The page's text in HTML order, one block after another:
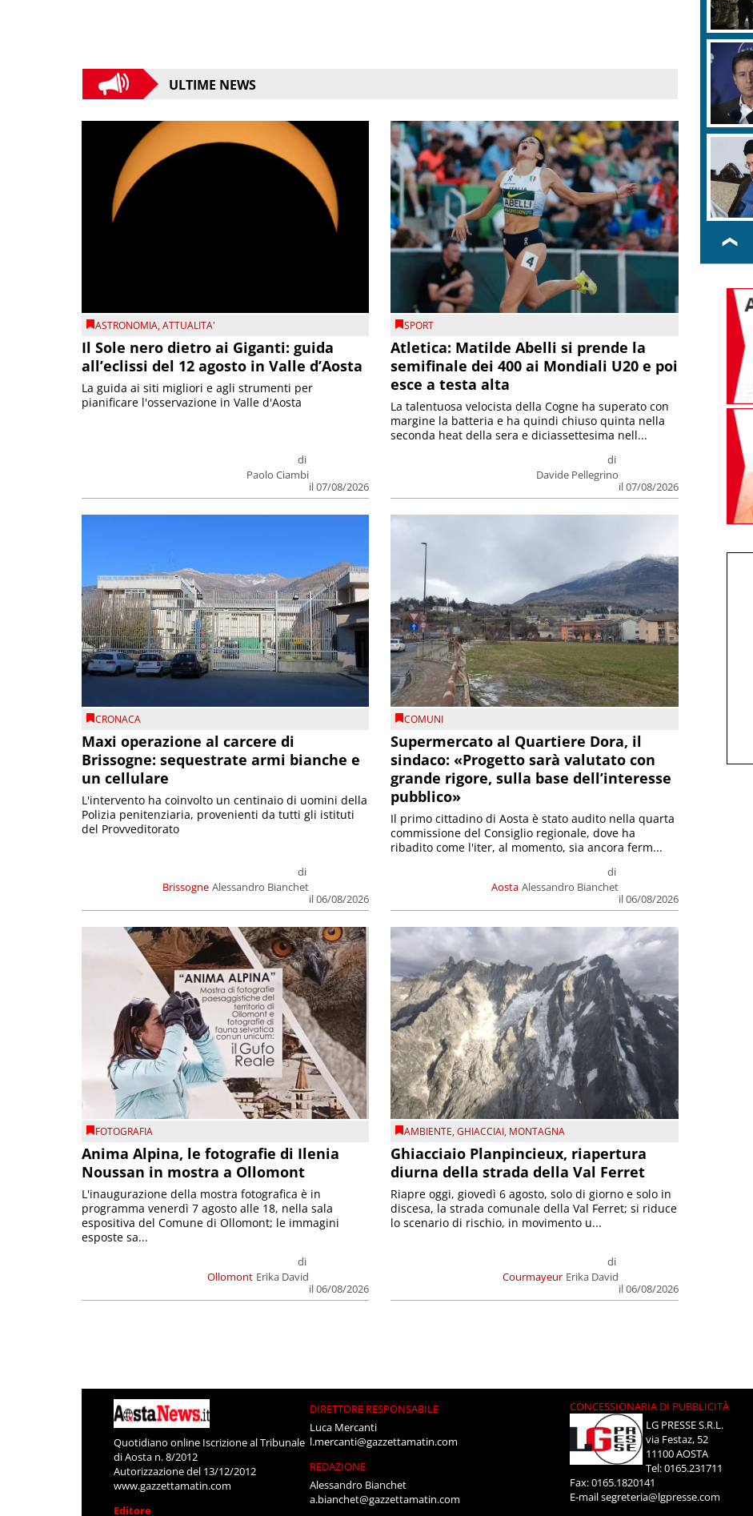
ULTIME NEWS
ASTRONOMIA,ATTUALITA'
Il Sole nero dietro ai Giganti: guida
all’eclissi del 12 agosto in Valle d’Aosta
di
Paolo Ciambi
il 07/08/2026
La guida ai siti migliori e agli strumenti per
pianificare l'osservazione in Valle d'Aosta
SPORT
Atletica: Matilde Abelli si prende la
semifinale dei 400 ai Mondiali U20 e poi
esce a testa alta
di
Davide Pellegrino
il 07/08/2026
La talentuosa velocista della Cogne ha superato con
margine la batteria e ha quindi chiuso quinta nella
seconda heat della sera e diciassettesima nell...
CRONACA
Maxi operazione al carcere di
Brissogne: sequestrate armi bianche e
un cellulare
Brissogne
di
Alessandro Bianchet
il 06/08/2026
L'intervento ha coinvolto un centinaio di uomini della
Polizia penitenziaria, provenienti da tutti gli istituti
del Provveditorato
COMUNI
Supermercato al Quartiere Dora, il
sindaco: «Progetto sarà valutato con
grande rigore, sulla base dell’interesse
pubblico»
Aosta
di
Alessandro Bianchet
il 06/08/2026
Il primo cittadino di Aosta è stato audito nella quarta
commissione del Consiglio regionale, dove ha
ribadito come l'iter, al momento, sia ancora ferm...
FOTOGRAFIA
Anima Alpina, le fotografie di Ilenia
Noussan in mostra a Ollomont
Ollomont
di
Erika David
il 06/08/2026
L'inaugurazione della mostra fotografica è in
programma venerdì 7 agosto alle 18, nella sala
espositiva del Comune di Ollomont; le immagini
esposte sa...
AMBIENTE,GHIACCIAI, MONTAGNA
Ghiacciaio Planpincieux, riapertura
diurna della strada della Val Ferret
Courmayeur
di
Erika David
il 06/08/2026
Riapre oggi, giovedì 6 agosto, solo di giorno e solo in
discesa, la strada comunale della Val Ferret; si riduce
lo scenario di rischio, in movimento u...
❮
Quotidiano online Iscrizione al Tribunale
di Aosta n. 8/2012
Autorizzazione del 13/12/2012
www.gazzettamatin.com
Editore
DIRETTORE RESPONSABILE
Luca Mercanti
l.mercanti@gazzettamatin.com
REDAZIONE
Alessandro Bianchet
a.bianchet@gazzettamatin.com
CONCESSIONARIA DI PUBBLICITÀ
LG PRESSE S.R.L.
via Festaz, 52
11100 AOSTA
Tel: 0165.231711
Fax: 0165.1820141
E-mailsegreteria@lgpresse.com